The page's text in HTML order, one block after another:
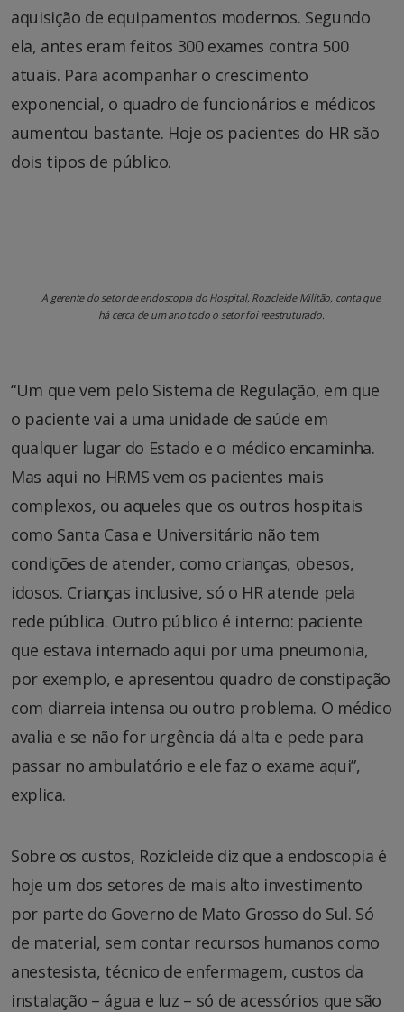
aquisição de equipamentos modernos. Segundo
ela, antes eram feitos 300 exames contra 500
atuais. Para acompanhar o crescimento
exponencial, o quadro de funcionários e médicos
aumentou bastante. Hoje os pacientes do HR são
dois tipos de público.
A gerente do setor de endoscopia do Hospital, Rozicleide Militão, conta que
há cerca de um ano todo o setor foi reestruturado.
“Um que vem pelo Sistema de Regulação, em que
o paciente vai a uma unidade de saúde em
qualquer lugar do Estado e o médico encaminha.
Mas aqui no HRMS vem os pacientes mais
complexos, ou aqueles que os outros hospitais
como Santa Casa e Universitário não tem
condições de atender, como crianças, obesos,
idosos. Crianças inclusive, só o HR atende pela
rede pública. Outro público é interno: paciente
que estava internado aqui por uma pneumonia,
por exemplo, e apresentou quadro de constipação
com diarreia intensa ou outro problema. O médico
avalia e se não for urgência dá alta e pede para
passar no ambulatório e ele faz o exame aqui”,
explica.
Sobre os custos, Rozicleide diz que a endoscopia é
hoje um dos setores de mais alto investimento
por parte do Governo de Mato Grosso do Sul. Só
de material, sem contar recursos humanos como
anestesista, técnico de enfermagem, custos da
instalação – água e luz – só de acessórios que são